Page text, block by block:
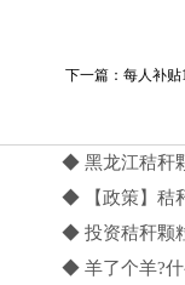
下一篇：每人补贴
◆ 黑龙江秸秆
◆ 【政策】秸
◆ 投资秸秆颗
◆ 羊了个羊?什